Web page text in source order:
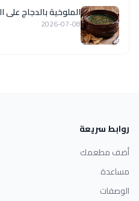
الملوخية بالدجاج على
2026-07-08
روابط سريعة
أضف مطعمك
مساعدة
الوصفات